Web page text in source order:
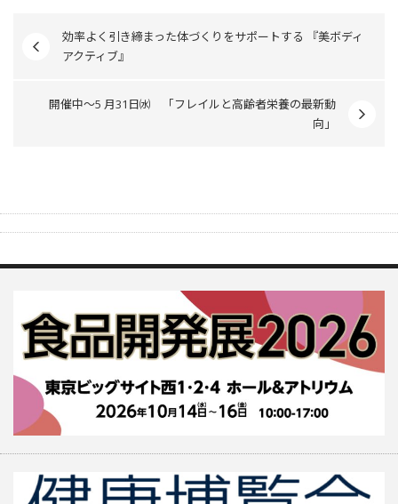
効率よく引き締まった体づくりをサポートする 『美ボディ
アクティブ』
開催中～5 月31日㈬ 「フレイルと高齢者栄養の最新動
向」